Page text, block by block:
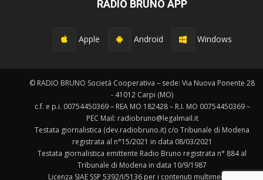
RADIO BRUNO APP
Apple Android Windows
© RADIO BRUNO Società Cooperativa – sede: Via Nuova Ponente 28
- 41012 Carpi (MO)
c.f. e p.i. 00754450369 – REA MO 182428 – R.I. MO 00754450369 –
PEC Mail: radiobruno@legalmail.it
Testata giornalistica (dev.radiobruno.it) c/o Tribunale di Modena
registrata al n°15/2021 in data 08/03/2021
Testata giornalistica emittente Radio Bruno registrata n° 884 al
Tribunale di Modena in data 10/9/1987
Licenza SIAE SSP 5392/I/5136 per i contenuti multimediali.